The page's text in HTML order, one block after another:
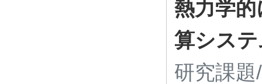
熱力学
算シス
研究課